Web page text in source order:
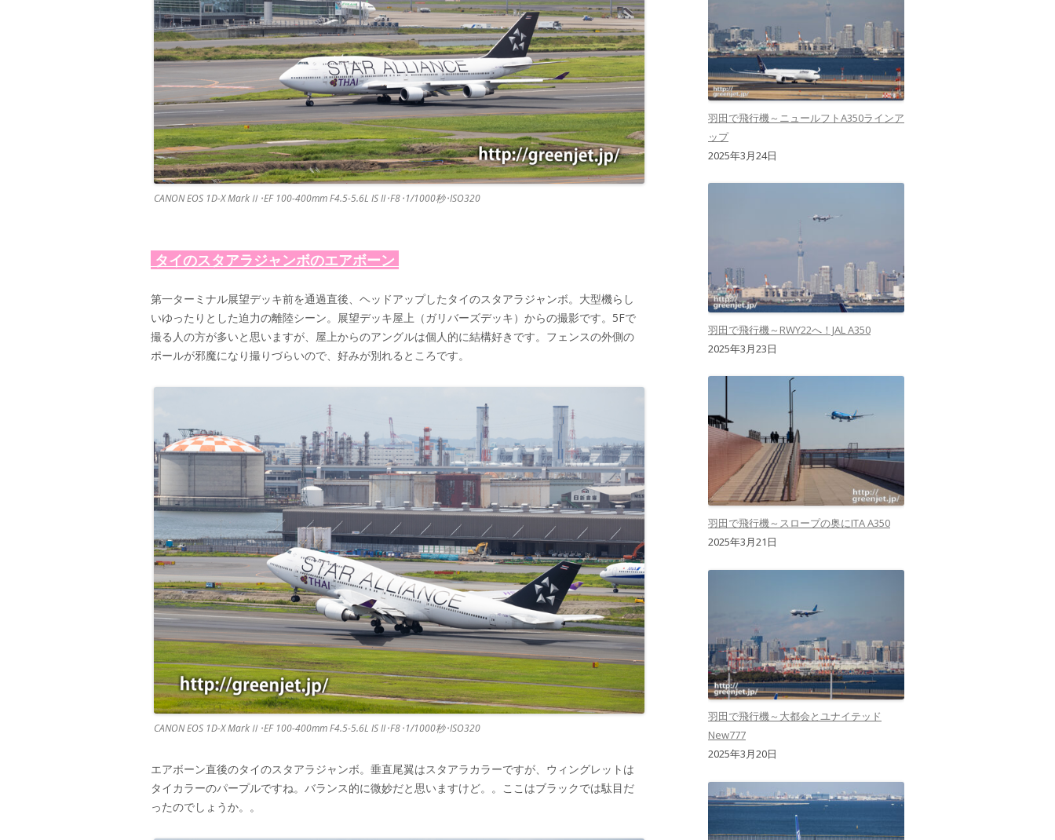
CANON EOS 1D-X MarkⅡ･EF 100-400mm F4.5-5.6L IS II･F8･1/1000秒･ISO320
タイのスタアラジャンボのエアボーン
第一ターミナル展望デッキ前を通過直後、ヘッドアップしたタイのスタアラジャンボ。大型機らし
いゆったりとした迫力の離陸シーン。展望デッキ屋上（ガリバーズデッキ）からの撮影です。5Fで
撮る人の方が多いと思いますが、屋上からのアングルは個人的に結構好きです。フェンスの外側の
ポールが邪魔になり撮りづらいので、好みが別れるところです。
CANON EOS 1D-X MarkⅡ･EF 100-400mm F4.5-5.6L IS II･F8･1/1000秒･ISO320
エアボーン直後のタイのスタアラジャンボ。垂直尾翼はスタアラカラーですが、ウィングレットは
タイカラーのパープルですね。バランス的に微妙だと思いますけど。。ここはブラックでは駄目だ
ったのでしょうか。。
羽田で飛行機～ニュールフトA350ラインア
ップ
2025年3月24日
羽田で飛行機～RWY22へ！JAL A350
2025年3月23日
羽田で飛行機～スロープの奥にITA A350
2025年3月21日
羽田で飛行機～大都会とユナイテッド
New777
2025年3月20日